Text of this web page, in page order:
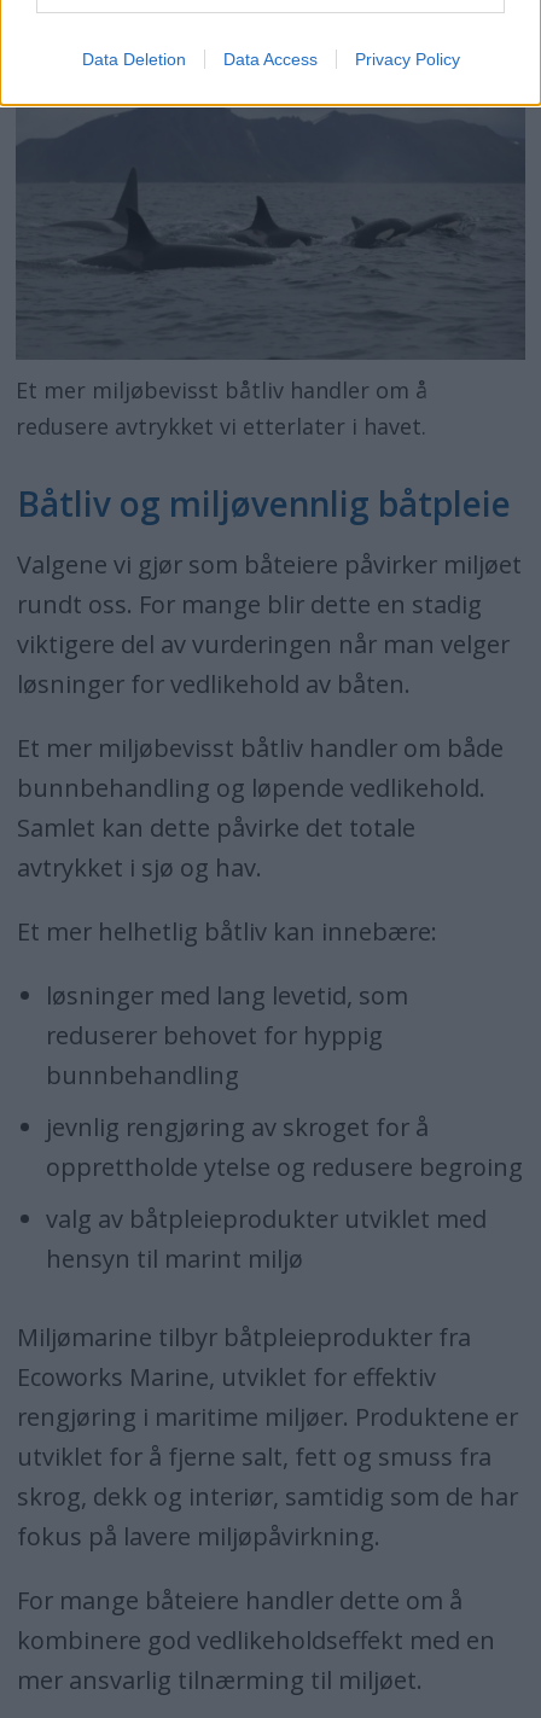
Data Deletion Data Access Privacy Policy
påvirkes av bruk og lokale forhold.
Et mer miljøbevisst båtliv handler om å
redusere avtrykket vi etterlater i havet.
Båtliv og miljøvennlig båtpleie
Valgene vi gjør som båteiere påvirker miljøet
rundt oss. For mange blir dette en stadig
viktigere del av vurderingen når man velger
løsninger for vedlikehold av båten.
Et mer miljøbevisst båtliv handler om både
bunnbehandling og løpende vedlikehold.
Samlet kan dette påvirke det totale
avtrykket i sjø og hav.
Et mer helhetlig båtliv kan innebære:
løsninger med lang levetid, som
reduserer behovet for hyppig
bunnbehandling
jevnlig rengjøring av skroget for å
opprettholde ytelse og redusere begroing
valg av båtpleieprodukter utviklet med
hensyn til marint miljø
Miljømarine tilbyr båtpleieprodukter fra
Ecoworks Marine, utviklet for effektiv
rengjøring i maritime miljøer. Produktene er
utviklet for å fjerne salt, fett og smuss fra
skrog, dekk og interiør, samtidig som de har
fokus på lavere miljøpåvirkning.
For mange båteiere handler dette om å
kombinere god vedlikeholdseffekt med en
mer ansvarlig tilnærming til miljøet.